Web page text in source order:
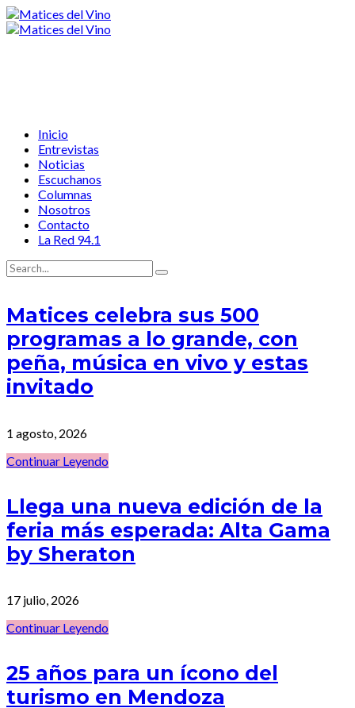
Inicio
Entrevistas
Noticias
Escuchanos
Columnas
Nosotros
Contacto
La Red 94.1
Matices celebra sus 500
programas a lo grande, con
peña, música en vivo y estas
invitado
1 agosto, 2026
Continuar Leyendo
Llega una nueva edición de la
feria más esperada: Alta Gama
by Sheraton
17 julio, 2026
Continuar Leyendo
25 años para un ícono del
turismo en Mendoza